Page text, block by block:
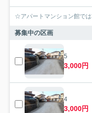
☆アパートマンション館で
募集中の区画
5
3,000円
4
3,000円